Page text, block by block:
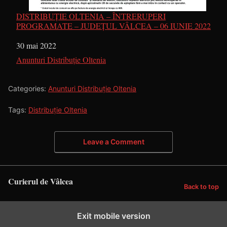
DISTRIBUȚIE OLTENIA – ÎNTRERUPERI
PROGRAMATE – JUDEȚUL VÂLCEA – 06 IUNIE 2022
Dată
30 mai 2022
În legătură cu
Anunturi Distribuție Oltenia
Categories: Anunturi Distribuție Oltenia
Tags: Distribuție Oltenia
Leave a Comment
Curierul de Vâlcea Back to top
Exit mobile version